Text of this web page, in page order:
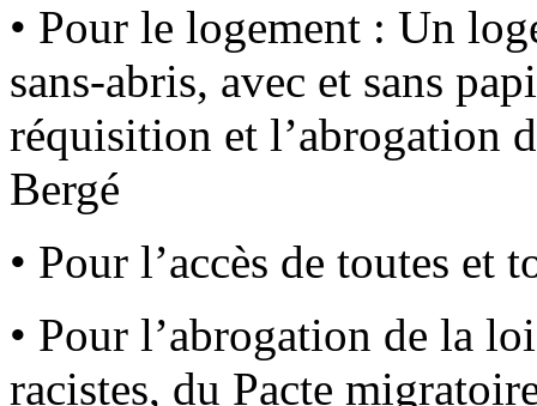
• Pour le logement : Un
sans-abris, avec et sans
réquisition et l’abrogation
Bergé
• Pour l’accès de toutes et
• Pour l’abrogation de la
racistes, du Pacte